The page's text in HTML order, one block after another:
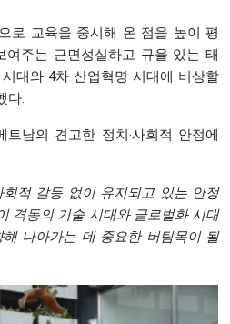
로 교육을 중시해 온 점을 높이 평
여주는 근면성실하고 규율 있는 태
대와 4차 산업혁명 시대에 비상할
다.
남의 견고한 정치‧사회적 안정에
회적 갈등 없이 유지되고 있는 안정
격동의 기술 시대와 글로벌화 시대
해 나아가는 데 중요한 버팀목이 될